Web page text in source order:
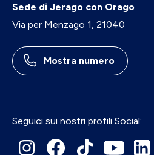
Sede di Jerago con Orago
Via per Menzago 1, 21040
Mostra numero
Seguici sui nostri profili Social: